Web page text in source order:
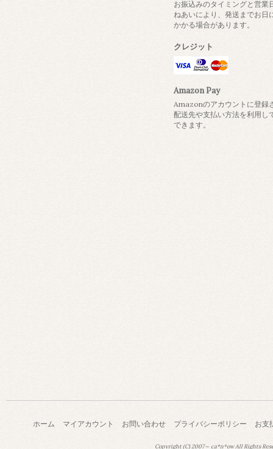
お振込みのタイミングと営業
ねあいにより、発送までお日
かかる場合があります。
クレジット
Amazon Pay
Amazonのアカウントに登録
配送先や支払い方法を利用し
できます。
ホーム マイアカウント お問い合わせ プライバシーポリシー お支
Copyright (C) 2007～ ca*n*ow All Rights